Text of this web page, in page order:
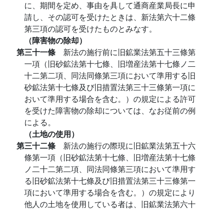
に、期間を定め、事由を具して通商産業局長に申
請し、その認可を受けたときは、新法第六十二條
第三項の認可を受けたものとみなす。
（障害物の除却）
第三十一條 新法の施行前に旧鉱業法第五十三條第
一項（旧砂鉱法第十七條、旧増産法第十七條ノ二
十二第二項、同法同條第三項において準用する旧
砂鉱法第十七條及び旧措置法第三十三條第一項に
おいて準用する場合を含む。）の規定による許可
を受けた障害物の除却については、なお従前の例
による。
（土地の使用）
第三十二條 新法の施行の際現に旧鉱業法第五十六
條第一項（旧砂鉱法第十七條、旧増産法第十七條
ノ二十二第二項、同法同條第三項において準用す
る旧砂鉱法第十七條及び旧措置法第三十三條第一
項において準用する場合を含む。）の規定により
他人の土地を使用している者は、旧鉱業法第六十